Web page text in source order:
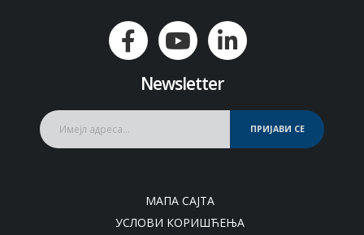
Newsletter
ПРИЈАВИ СЕ
МАПА САЈТА
УСЛОВИ КОРИШЋЕЊА